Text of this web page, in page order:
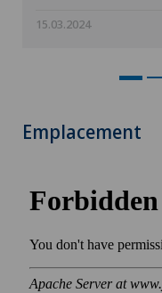
15.03.2024
Emplacement